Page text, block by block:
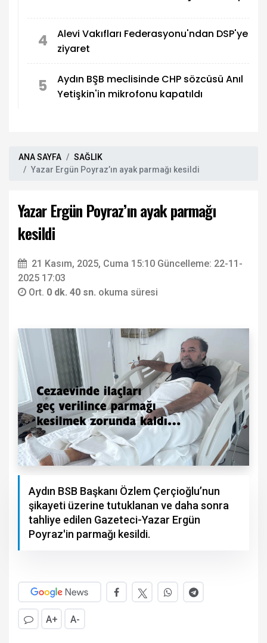
4
Alevi Vakıfları Federasyonu'ndan DSP'ye
ziyaret
5
Aydın BŞB meclisinde CHP sözcüsü Anıl
Yetişkin'in mikrofonu kapatıldı
ANA SAYFA
SAĞLIK
Yazar Ergün Poyraz’ın ayak parmağı kesildi
Yazar Ergün Poyraz’ın ayak parmağı
kesildi
21 Kasım, 2025, Cuma 15:10 Güncelleme: 22-11-
2025 17:03
Ort. 0 dk. 40 sn. okuma süresi
Aydın BSB Başkanı Özlem Çerçioğlu’nun
şikayeti üzerine tutuklanan ve daha sonra
tahliye edilen Gazeteci-Yazar Ergün
Poyraz'in parmağı kesildi.
A+ A-